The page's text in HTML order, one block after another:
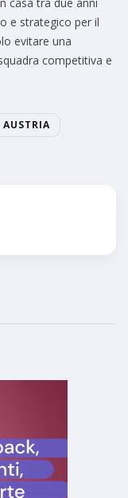
e strategico per il
evitare una
competitiva e
AUSTRIA